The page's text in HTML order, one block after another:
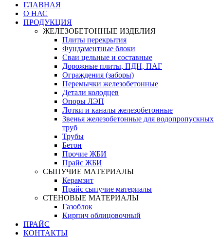
ГЛАВНАЯ
О НАС
ПРОДУКЦИЯ
ЖЕЛЕЗОБЕТОННЫЕ ИЗДЕЛИЯ
Плиты перекрытия
Фундаментные блоки
Сваи цельные и составные
Дорожные плиты, ПДН, ПАГ
Ограждения (заборы)
Перемычки железобетонные
Детали колодцев
Опоры ЛЭП
Лотки и каналы железобетонные
Звенья железобетонные для водопропускных
труб
Трубы
Бетон
Прочие ЖБИ
Прайс ЖБИ
СЫПУЧИЕ МАТЕРИАЛЫ
Керамзит
Прайс сыпучие материалы
СТЕНОВЫЕ МАТЕРИАЛЫ
Газоблок
Кирпич облицовочный
ПРАЙС
КОНТАКТЫ